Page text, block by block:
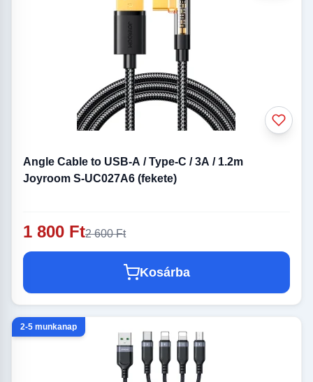
Angle Cable to USB-A / Type-C / 3A / 1.2m
Joyroom S-UC027A6 (fekete)
1 800 Ft2 600 Ft
Kosárba
2-5 munkanap